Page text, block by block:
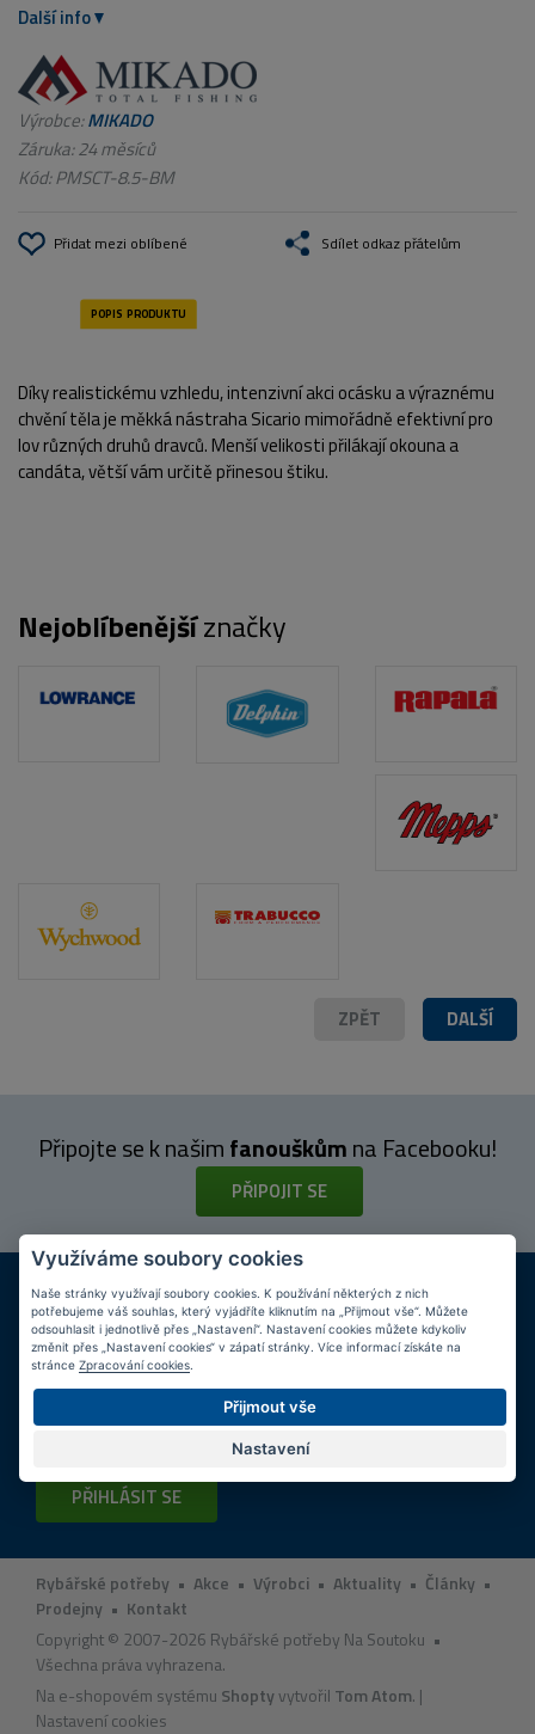
Další info
Výrobce:MIKADO
Záruka: 24 měsíců
Kód:PMSCT-8.5-BM
Přidat mezi oblíbené Sdílet odkaz přátelům
POPIS PRODUKTU
Díky realistickému vzhledu, intenzivní akci ocásku a výraznému
chvění těla je měkká nástraha Sicario mimořádně efektivní pro
lov různých druhů dravců. Menší velikosti přilákají okouna a
candáta, větší vám určitě přinesou štiku.
Nejoblíbenějšíznačky
DALŠÍ
ZPĚT
Připojte se k našimfanouškůmna Facebooku!
PŘIPOJIT SE
DOPRAVA ZDARMA
Při nákupu nad 2 000 Kč
KAMENNÉ PRODEJNY
Jsme na trhu více než 10 let
Tipyk nákupu
Napište nám svůj e-mail a my vás budeme informovat
o zajímavých nabídkách!
PŘIHLÁSIT SE
Rybářské potřeby • Akce • Výrobci • Aktuality • Články •
Prodejny • Kontakt
Copyright © 2007-2026 Rybářské potřeby Na Soutoku •
Všechna práva vyhrazena.
Na e-shopovém systému Shoptyvytvořil Tom Atom. |
Nastavení cookies
Využíváme soubory cookies
Naše stránky využívají soubory cookies. K používání některých z nich
potřebujeme váš souhlas, který vyjádříte kliknutím na „Přijmout vše“. Můžete
odsouhlasit i jednotlivě přes „Nastavení“. Nastavení cookies můžete kdykoliv
změnit přes „Nastavení cookies“ v zápatí stránky. Více informací získáte na
stránce Zpracování cookies
Přijmout vše
Nastavení